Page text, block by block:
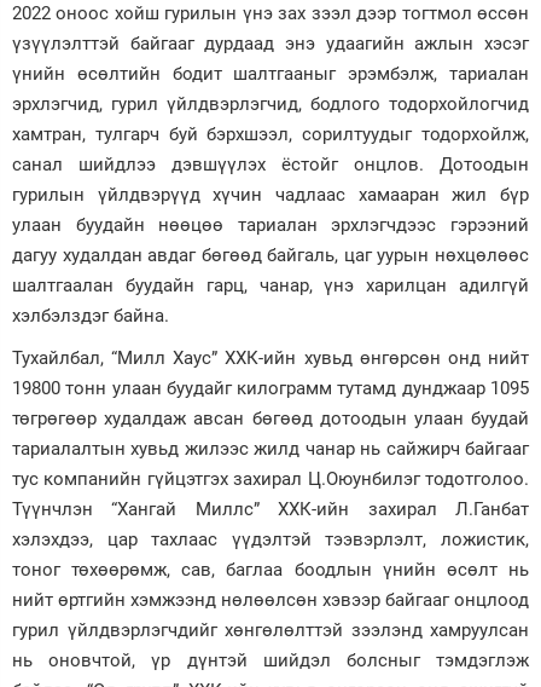
2022 оноос хойш гурилын үнэ зах зээл дээр тогтмол өссөн
үзүүлэлттэй байгааг дурдаад энэ удаагийн ажлын хэсэг
үнийн өсөлтийн бодит шалтгааныг эрэмбэлж, тариалан
эрхлэгчид, гурил үйлдвэрлэгчид, бодлого тодорхойлогчид
хамтран, тулгарч буй бэрхшээл, сорилтуудыг тодорхойлж,
санал шийдлээ дэвшүүлэх ёстойг онцлов. Дотоодын
гурилын үйлдвэрүүд хүчин чадлаас хамааран жил бүр
улаан буудайн нөөцөө тариалан эрхлэгчдээс гэрээний
дагуу худалдан авдаг бөгөөд байгаль, цаг уурын нөхцөлөөс
шалтгаалан буудайн гарц, чанар, үнэ харилцан адилгүй
хэлбэлздэг байна.
Тухайлбал, “Милл Хаус” ХХК-ийн хувьд өнгөрсөн онд нийт
19800 тонн улаан буудайг килограмм тутамд дунджаар 1095
төгрөгөөр худалдаж авсан бөгөөд дотоодын улаан буудай
тариалалтын хувьд жилээс жилд чанар нь сайжирч байгааг
тус компанийн гүйцэтгэх захирал Ц.Оюунбилэг тодотголоо.
Түүнчлэн “Хангай Миллс” ХХК-ийн захирал Л.Ганбат
хэлэхдээ, цар тахлаас үүдэлтэй тээвэрлэлт, ложистик,
тоног төхөөрөмж, сав, баглаа боодлын үнийн өсөлт нь
нийт өртгийн хэмжээнд нөлөөлсөн хэвээр байгааг онцлоод
гурил үйлдвэрлэгчдийг хөнгөлөлттэй зээлэнд хамруулсан
нь оновчтой, үр дүнтэй шийдэл болсныг тэмдэглэж